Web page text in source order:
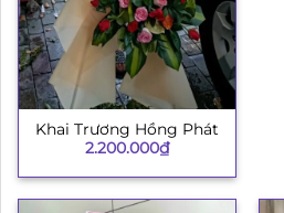
Khai Trương Hồng Phát
2.200.000₫